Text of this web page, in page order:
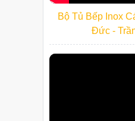
Bộ Tủ Bếp Inox
Đức -